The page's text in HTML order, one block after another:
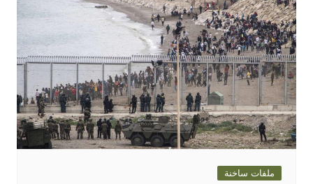
ملفات ساخنة